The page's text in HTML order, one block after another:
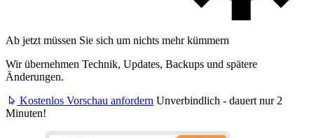
Ab jetzt müssen Sie sich um nichts mehr kümmern
Wir übernehmen Technik, Updates, Backups und spätere
Änderungen.
Kostenlos Vorschau anfordern Unverbindlich - dauert nur 2
Minuten!